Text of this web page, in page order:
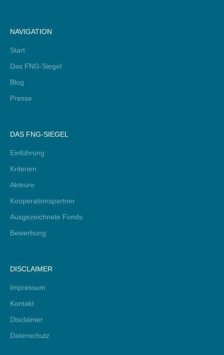
NAVIGATION
Start
Das FNG-Siegel
Blog
Presse
DAS FNG-SIEGEL
Einführung
Kriterien
Akteure
Kooperationspartner
Ausgezeichnete Fonds
Bewerbung
DISCLAIMER
Impressum
Kontakt
Disclaimer
Datenschutz